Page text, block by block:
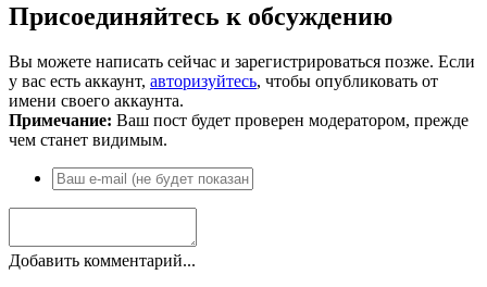
Присоединяйтесь к обсуждению
Вы можете написать сейчас и зарегистрироваться позже. Если
у вас есть аккаунт, авторизуйтесь, чтобы опубликовать от
имени своего аккаунта.
Примечание: Ваш пост будет проверен модератором, прежде
чем станет видимым.
Добавить комментарий...